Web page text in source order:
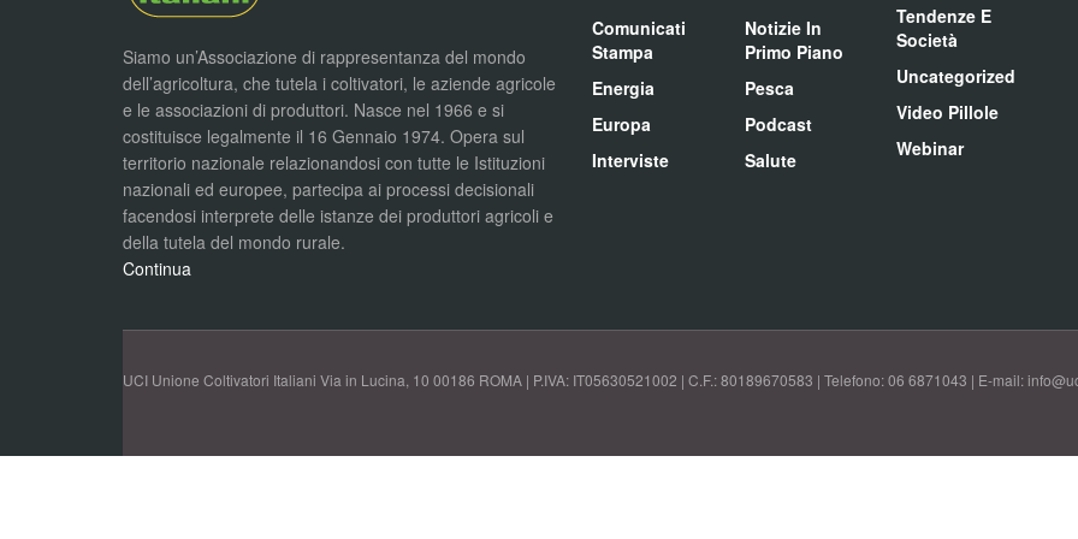
Siamo un’Associazione di rappresentanza del mondo
dell’agricoltura, che tutela i coltivatori, le aziende agricole
e le associazioni di produttori. Nasce nel 1966 e si
costituisce legalmente il 16 Gennaio 1974. Opera sul
territorio nazionale relazionandosi con tutte le Istituzioni
nazionali ed europee, partecipa ai processi decisionali
facendosi interprete delle istanze dei produttori agricoli e
della tutela del mondo rurale.
Continua
Comunicati
Stampa
Energia
Europa
Interviste
Notizie In
Primo Piano
Pesca
Podcast
Salute
Tendenze E
Società
Uncategorized
Video Pillole
Webinar
UCI Unione Coltivatori Italiani Via in Lucina, 10 00186 ROMA | P.IVA: IT05630521002 | C.F.: 80189670583 | Telefono: 06 6871043 | E-mail: